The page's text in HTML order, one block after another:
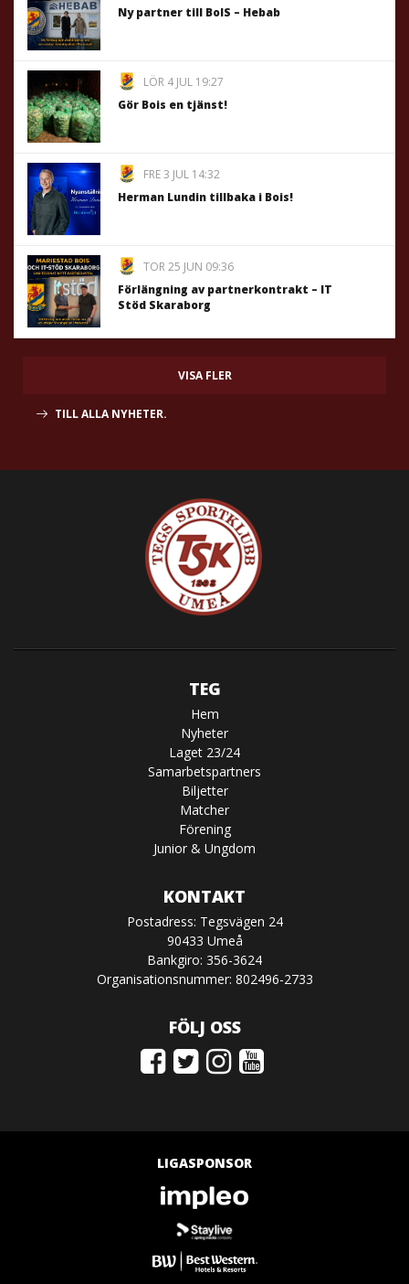
Ny partner till BoIS – Hebab
LÖR 4 JUL 19:27
Gör Bois en tjänst!
FRE 3 JUL 14:32
Herman Lundin tillbaka i Bois!
TOR 25 JUN 09:36
Förlängning av partnerkontrakt – IT
Stöd Skaraborg
VISA FLER
TILL ALLA NYHETER.
TEG
Hem
Nyheter
Laget 23/24
Samarbetspartners
Biljetter
Matcher
Förening
Junior & Ungdom
KONTAKT
Postadress: Tegsvägen 24
90433 Umeå
Bankgiro: 356-3624
Organisationsnummer: 802496-2733
FÖLJ OSS
LIGASPONSOR